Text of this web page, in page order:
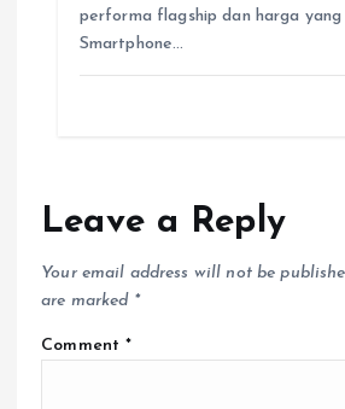
performa flagship dan harga
Smartphone…
Leave a Reply
Your email address will not be
are marked *
Comment*